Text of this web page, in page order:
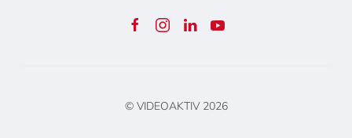
© VIDEOAKTIV 2026